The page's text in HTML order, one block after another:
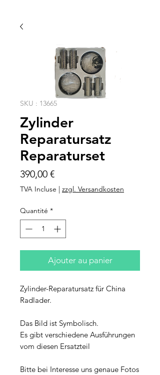
SKU : 13665
Zylinder
Reparatursatz
Reparaturset
390,00 €Prix
TVA Incluse | zzgl. Versandkosten
Quantité *
Ajouter au panier
Zylinder-Reparatursatz für China
Radlader.
Das Bild ist Symbolisch.
Es gibt verschiedene Ausführungen
vom diesen Ersatzteil
Bitte bei Interesse uns genaue Fotos